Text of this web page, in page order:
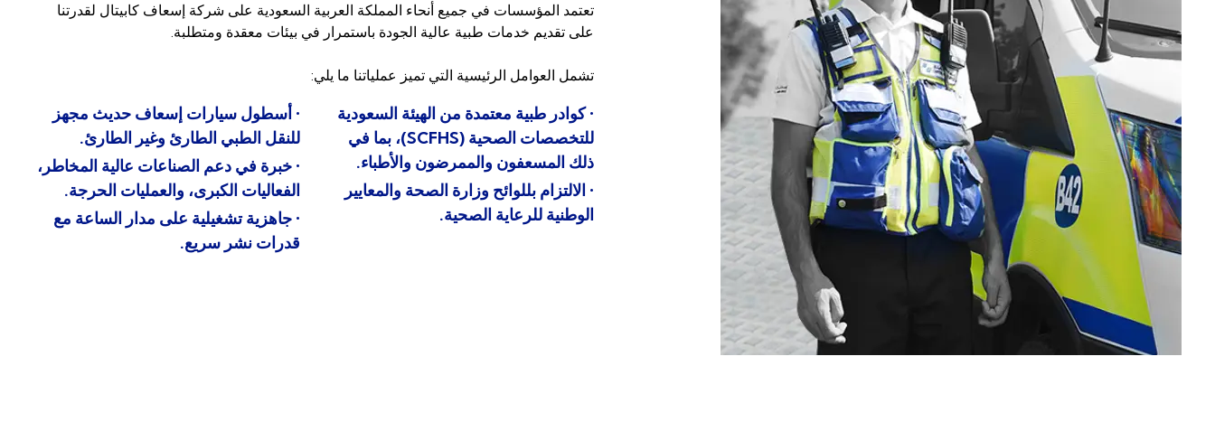
تعتمد المؤسسات في جميع أنحاء المملكة العربية السعودية على شركة إسعاف كابيتال لقدرتنا
على تقديم خدمات طبية عالية الجودة باستمرار في بيئات معقدة ومتطلبة.
تشمل العوامل الرئيسية التي تميز عملياتنا ما يلي:
• كوادر طبية معتمدة من الهيئة السعودية
للتخصصات الصحية (SCFHS)، بما في
ذلك المسعفون والممرضون والأطباء.
• الالتزام بللوائح وزارة الصحة والمعايير
الوطنية للرعاية الصحية.
• أسطول سيارات إسعاف حديث مجهز
للنقل الطبي الطارئ وغير الطارئ.
• خبرة في دعم الصناعات عالية المخاطر،
الفعاليات الكبرى، والعمليات الحرجة.
• جاهزية تشغيلية على مدار الساعة مع
قدرات نشر سريع.